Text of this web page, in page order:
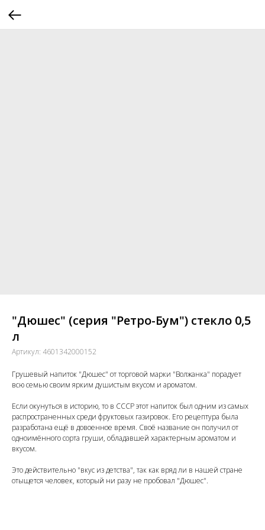
"Дюшес" (серия "Ретро-Бум") стекло 0,5
л
Артикул: 4601342000152
Грушевый напиток "Дюшес" от торговой марки "Волжанка" порадует
всю семью своим ярким душистым вкусом и ароматом.
Если окунуться в историю, то в СССР этот напиток был одним из самых
распространенных среди фруктовых газировок. Его рецептура была
разработана ещё в довоенное время. Своё название он получил от
одноимённого сорта груши, обладавшей характерным ароматом и
вкусом.
Это действительно "вкус из детства", так как вряд ли в нашей стране
отыщется человек, который ни разу не пробовал "Дюшес".